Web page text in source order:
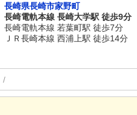
長崎県長崎市家野町
長崎電軌本線 長崎大学駅 徒歩9分
長崎電軌本線 若葉町駅 徒歩7分
ＪＲ長崎本線 西浦上駅 徒歩14分